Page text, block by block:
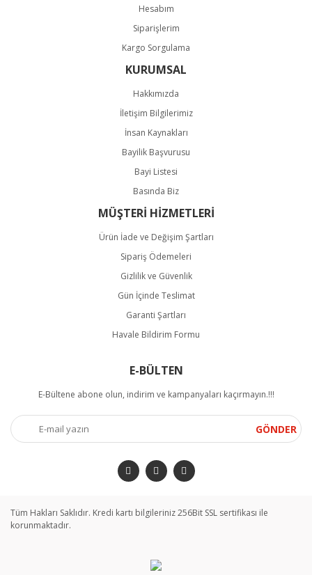
Hesabım
Siparişlerim
Kargo Sorgulama
KURUMSAL
Hakkımızda
İletişim Bilgilerimiz
İnsan Kaynakları
Bayilik Başvurusu
Bayi Listesi
Basında Biz
MÜŞTERİ HİZMETLERİ
Ürün İade ve Değişim Şartları
Sipariş Ödemeleri
Gizlilik ve Güvenlik
Gün İçinde Teslimat
Garanti Şartları
Havale Bildirim Formu
E-BÜLTEN
E-Bültene abone olun, indirim ve kampanyaları kaçırmayın.!!!
GÖNDER
Tüm Hakları Saklıdır. Kredi kartı bilgileriniz 256Bit SSL sertifikası ile
korunmaktadır.